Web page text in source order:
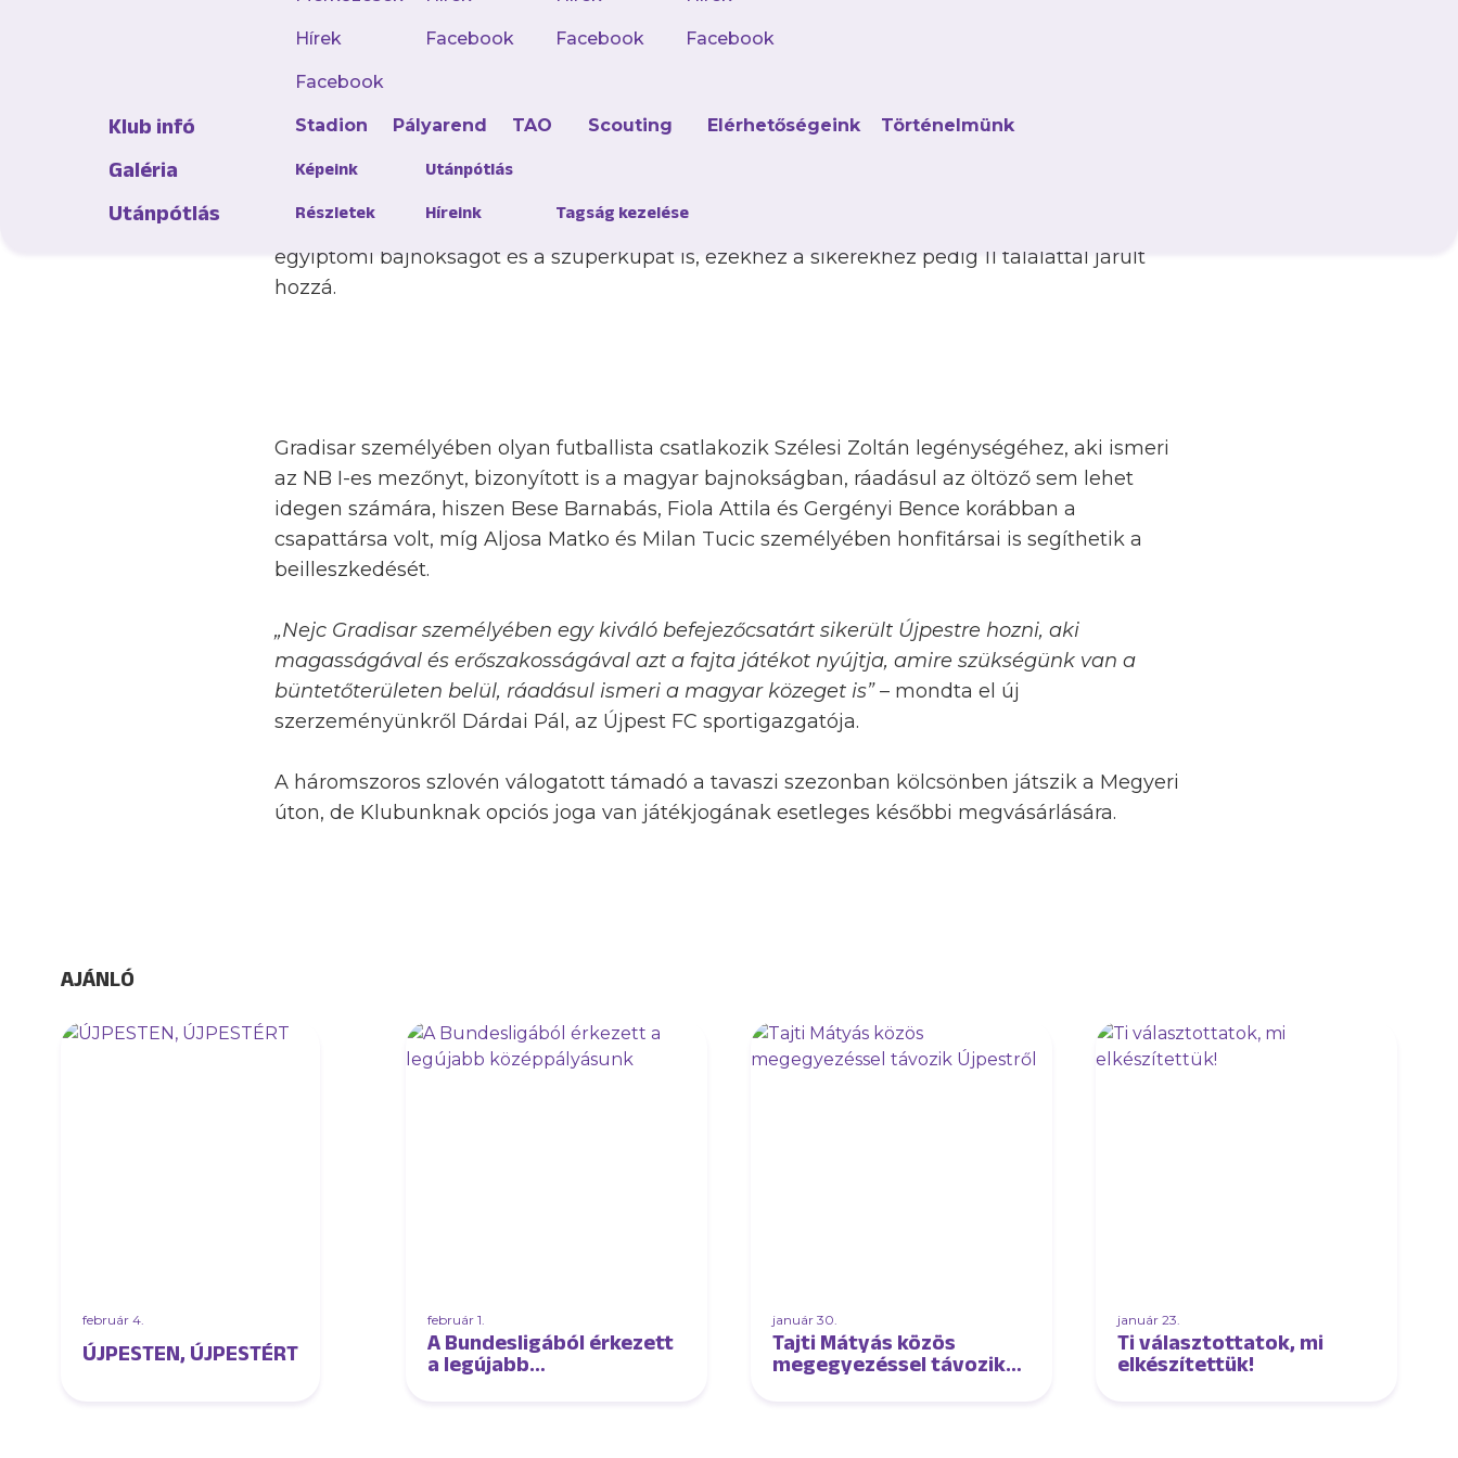
Hírek
Facebook
Facebook Facebook Facebook
Klub infó Stadion Pályarend TAO Scouting Elérhetőségeink Történelmünk
Galéria Képeink Utánpótlás
Utánpótlás Részletek Híreink Tagság kezelése
NK Brezice és az NK Rogaska együttesében, és utóbbiból igazolt a magyar élvonalba, egész
pontosan a Videoton FC-be 2024 februárjában.
nevéhez), mielőtt 2025 januárjában az Al-Ahly szerződtette. A kairói gárdával megnyerte az
egyiptomi bajnokságot és a szuperkupát is, ezekhez a sikerekhez pedig 11 találattal járult
hozzá.
Gradisar személyében olyan futballista csatlakozik Szélesi Zoltán legénységéhez, aki ismeri
az NB I-es mezőnyt, bizonyított is a magyar bajnokságban, ráadásul az öltöző sem lehet
idegen számára, hiszen Bese Barnabás, Fiola Attila és Gergényi Bence korábban a
csapattársa volt, míg Aljosa Matko és Milan Tucic személyében honfitársai is segíthetik a
beilleszkedését.
„Nejc Gradisar személyében egy kiváló befejezőcsatárt sikerült Újpestre hozni, aki
magasságával és erőszakosságával azt a fajta játékot nyújtja, amire szükségünk van a
büntetőterületen belül, ráadásul ismeri a magyar közeget is”– mondta el új
szerzeményünkről Dárdai Pál, az Újpest FC sportigazgatója.
A háromszoros szlovén válogatott támadó a tavaszi szezonban kölcsönben játszik a Megyeri
úton, de Klubunknak opciós joga van játékjogának esetleges későbbi megvásárlására.
AJÁNLÓ
február 4.
ÚJPESTEN, ÚJPESTÉRT
február 1.
A Bundesligából érkezett
a legújabb
január 30.
Tajti Mátyás közös
megegyezéssel távozik
január 23.
Ti választottatok, mi
elkészítettük!